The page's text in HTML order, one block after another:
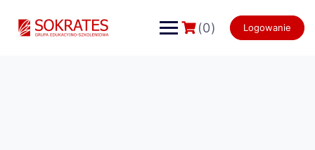
content
(0) Logowanie